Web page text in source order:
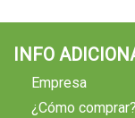
INFO
Empresa
¿Cómo comprar?